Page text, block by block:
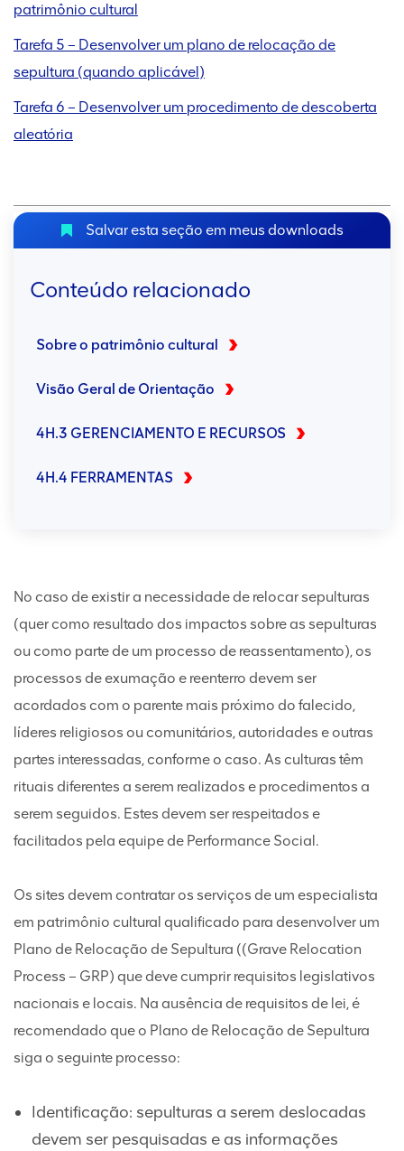
patrimônio cultural
Tarefa 5 – Desenvolver um plano de relocação de
sepultura (quando aplicável)
Tarefa 6 – Desenvolver um procedimento de descoberta
aleatória
Salvar esta seção em meus downloads
Conteúdo relacionado
Sobre o patrimônio cultural
Visão Geral de Orientação
4H.3 GERENCIAMENTO E RECURSOS
4H.4 FERRAMENTAS
No caso de existir a necessidade de relocar sepulturas
(quer como resultado dos impactos sobre as sepulturas
ou como parte de um processo de reassentamento), os
processos de exumação e reenterro devem ser
acordados com o parente mais próximo do falecido,
líderes religiosos ou comunitários, autoridades e outras
partes interessadas, conforme o caso. As culturas têm
rituais diferentes a serem realizados e procedimentos a
serem seguidos. Estes devem ser respeitados e
facilitados pela equipe de Performance Social.
Os sites devem contratar os serviços de um especialista
em patrimônio cultural qualificado para desenvolver um
Plano de Relocação de Sepultura ((Grave Relocation
Process – GRP) que deve cumprir requisitos legislativos
nacionais e locais. Na ausência de requisitos de lei, é
recomendado que o Plano de Relocação de Sepultura
siga o seguinte processo:
Identificação: sepulturas a serem deslocadas
devem ser pesquisadas e as informações